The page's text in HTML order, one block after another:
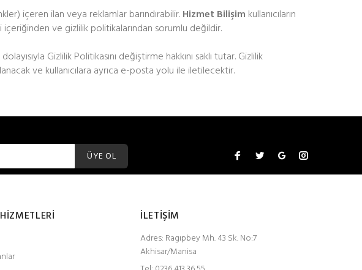
içeren ilan veya reklamlar barındırabilir.Hizmet Bilişim kullanıcıların
ve gizlilik politikalarından sorumlu değildir.
Gizlilik Politikasını değiştirme hakkını saklı tutar. Gizlilik
ve kullanıcılara ayrıca e-posta yolu ile iletilecektir.
ÜYE OL
İLETİŞİM
Adres: Ragıpbey Mh. 43 Sk. No:7
Akhisar/Manisa